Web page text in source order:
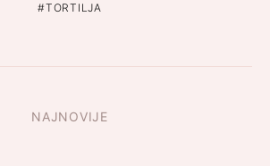
TORTILJA
NAJNOVIJE